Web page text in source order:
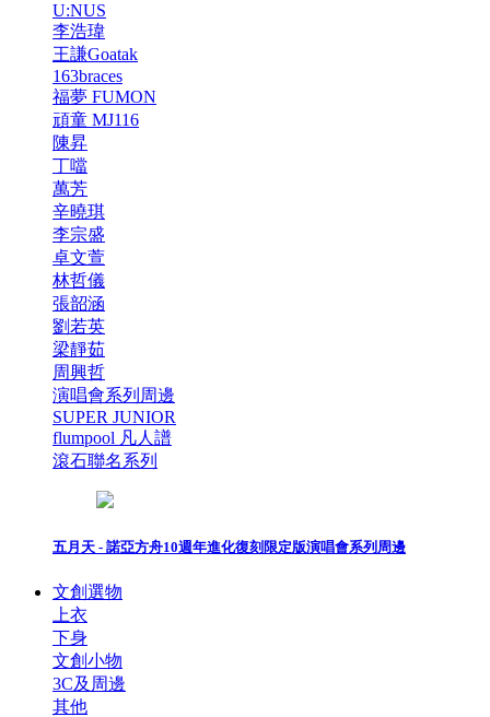
U:NUS
李浩瑋
王謙Goatak
163braces
福夢 FUMON
頑童 MJ116
陳昇
丁噹
萬芳
辛曉琪
李宗盛
卓文萱
林哲儀
張韶涵
劉若英
梁靜茹
周興哲
演唱會系列周邊
SUPER JUNIOR
flumpool 凡人譜
滾石聯名系列
五月天 - 諾亞方舟10週年進化復刻限定版演唱會系列周邊
文創選物
上衣
下身
文創小物
3C及周邊
其他